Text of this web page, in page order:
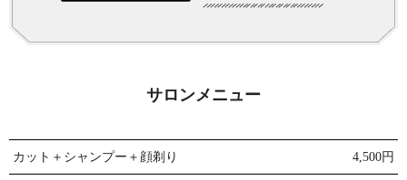
サロンメニュー
カット＋シャンプー＋顔剃り 4,500円